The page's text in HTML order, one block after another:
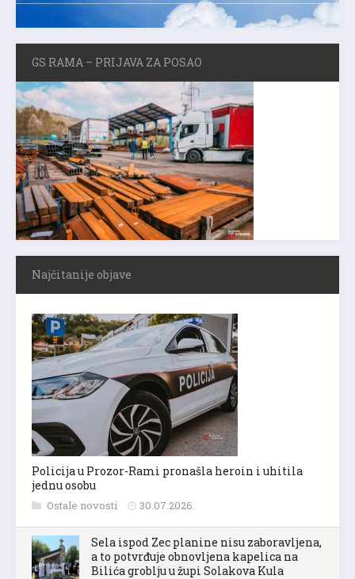
GS RAMA – PRIJAVA ZA POSAO
Najčitanije objave
Policija u Prozor-Rami pronašla heroin i uhitila
jednu osobu
Ostale novosti 30.07.2026.
Sela ispod Zec planine nisu zaboravljena,
a to potvrđuje obnovljena kapelica na
Bilića groblju u župi Solakova Kula